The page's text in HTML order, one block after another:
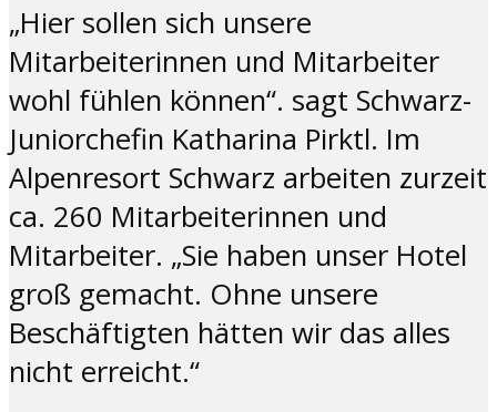
„Hier sollen sich unsere
Mitarbeiterinnen und Mitarbeiter
wohl fühlen können“. sagt Schwarz-
Juniorchefin Katharina Pirktl. Im
Alpenresort Schwarz arbeiten zurzeit
ca. 260 Mitarbeiterinnen und
Mitarbeiter. „Sie haben unser Hotel
groß gemacht. Ohne unsere
Beschäftigten hätten wir das alles
nicht erreicht.“